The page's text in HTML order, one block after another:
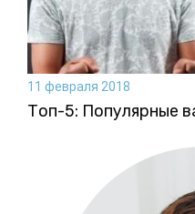
11 февраля 2018
Топ-5: Популярные